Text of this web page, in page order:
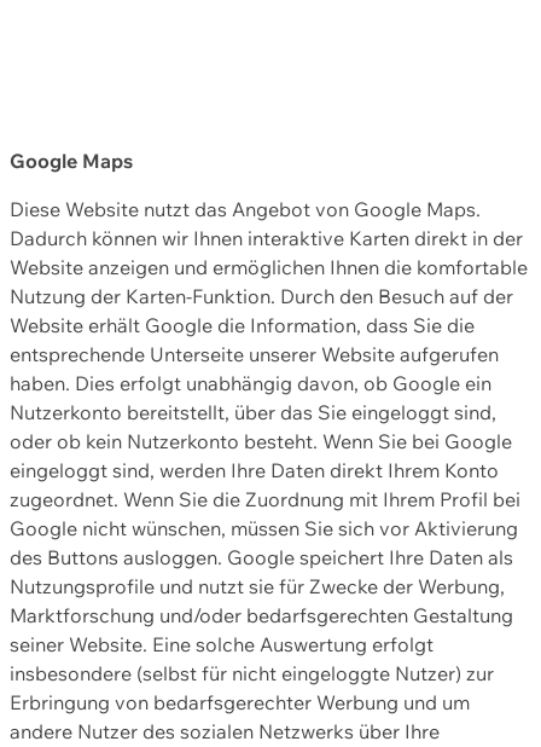
Google Maps
Diese Website nutzt das Angebot von Google Maps.
Dadurch können wir Ihnen interaktive Karten direkt in der
Website anzeigen und ermöglichen Ihnen die komfortable
Nutzung der Karten-Funktion. Durch den Besuch auf der
Website erhält Google die Information, dass Sie die
entsprechende Unterseite unserer Website aufgerufen
haben. Dies erfolgt unabhängig davon, ob Google ein
Nutzerkonto bereitstellt, über das Sie eingeloggt sind,
oder ob kein Nutzerkonto besteht. Wenn Sie bei Google
eingeloggt sind, werden Ihre Daten direkt Ihrem Konto
zugeordnet. Wenn Sie die Zuordnung mit Ihrem Profil bei
Google nicht wünschen, müssen Sie sich vor Aktivierung
des Buttons ausloggen. Google speichert Ihre Daten als
Nutzungsprofile und nutzt sie für Zwecke der Werbung,
Marktforschung und/oder bedarfsgerechten Gestaltung
seiner Website. Eine solche Auswertung erfolgt
insbesondere (selbst für nicht eingeloggte Nutzer) zur
Erbringung von bedarfsgerechter Werbung und um
andere Nutzer des sozialen Netzwerks über Ihre